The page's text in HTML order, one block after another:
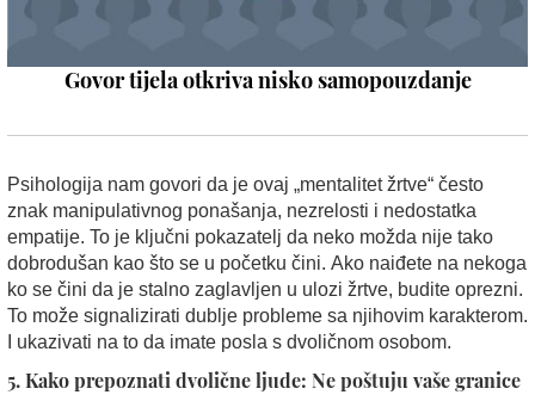
Govor tijela otkriva nisko samopouzdanje
Psihologija nam govori da je ovaj „mentalitet žrtve“ često
znak manipulativnog ponašanja, nezrelosti i nedostatka
empatije. To je ključni pokazatelj da neko možda nije tako
dobrodušan kao što se u početku čini. Ako naiđete na nekoga
ko se čini da je stalno zaglavljen u ulozi žrtve, budite oprezni.
To može signalizirati dublje probleme sa njihovim karakterom.
I ukazivati na to da imate posla s dvoličnom osobom.
5. Kako prepoznati dvolične ljude: Ne poštuju vaše granice